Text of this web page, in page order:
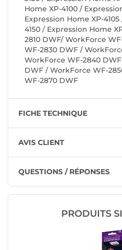
Home XP-4100 /
Expression Home XP-
4150 / Expression Home
2810 DWF/ WorkForce
WF-2830 DWF /
WorkForce WF-2840
DWF / WorkForce WF-
WF-2870 DWF
FICHE TECHNIQUE
AVIS CLIENT
QUESTIONS / RÉPONSES
PRODUITS